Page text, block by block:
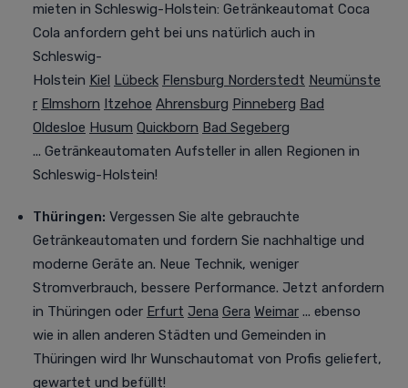
mieten in Schleswig-Holstein: Getränkeautomat Coca
Cola anfordern geht bei uns natürlich auch in
Schleswig-
Holstein Kiel Lübeck Flensburg Norderstedt Neumünste
r Elmshorn Itzehoe Ahrensburg Pinneberg Bad
Oldesloe Husum Quickborn Bad Segeberg
... Getränkeautomaten Aufsteller in allen Regionen in
Schleswig-Holstein!
Thüringen: Vergessen Sie alte gebrauchte
Getränkeautomaten und fordern Sie nachhaltige und
moderne Geräte an. Neue Technik, weniger
Stromverbrauch, bessere Performance. Jetzt anfordern
in Thüringen oder Erfurt Jena Gera Weimar ... ebenso
wie in allen anderen Städten und Gemeinden in
Thüringen wird Ihr Wunschautomat von Profis geliefert,
gewartet und befüllt!